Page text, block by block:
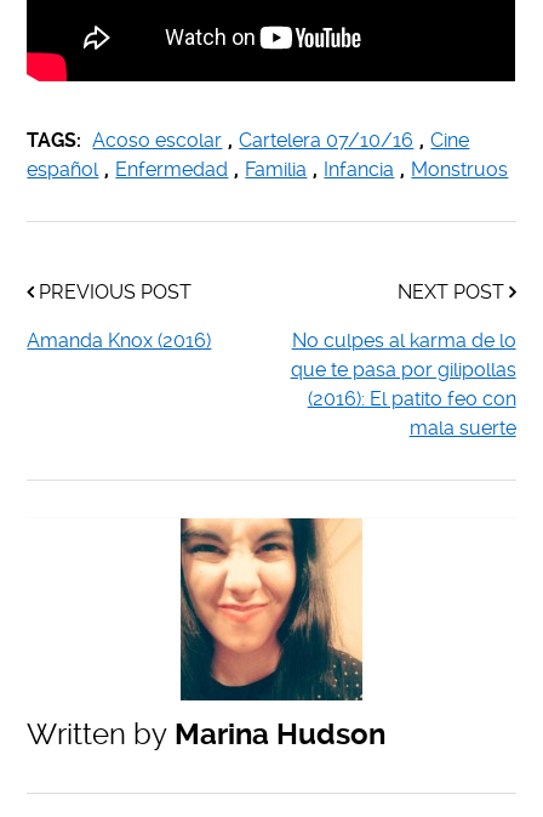
TAGS: Acoso escolar , Cartelera 07/10/16 , Cine
español , Enfermedad , Familia , Infancia , Monstruos
PREVIOUS POST
Amanda Knox (2016)
NEXT POST
No culpes al karma de lo
que te pasa por gilipollas
(2016): El patito feo con
mala suerte
Written by Marina Hudson